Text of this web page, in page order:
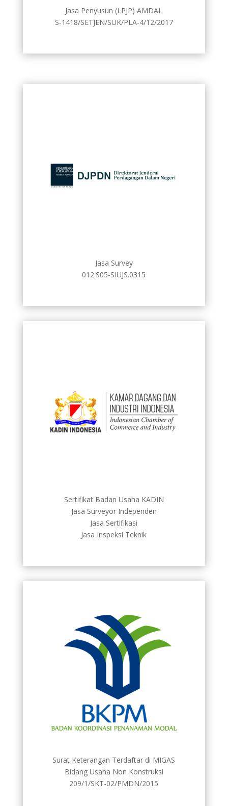
Jasa Penyusun (LPJP) AMDAL
S-1418/SETJEN/SUK/PLA-4/12/2017
Jasa Survey
012.S05-SIUJS.0315
Sertifikat Badan Usaha KADIN
Jasa Surveyor Independen
Jasa Sertifikasi
Jasa Inspeksi Teknik
Surat Keterangan Terdaftar di MIGAS
Bidang Usaha Non Konstruksi
209/1/SKT-02/PMDN/2015